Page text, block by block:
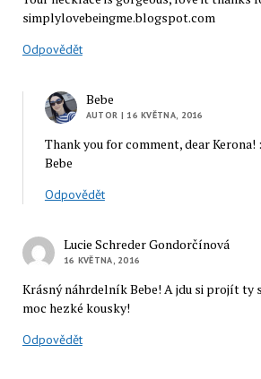
simplylovebeingme.blogspot.com
Odpovědět
Bebe
AUTOR | 16 KVĚTNA, 2016
Thank you for comment, dear
Bebe
Odpovědět
Lucie Schreder Gondorčínová
16 KVĚTNA, 2016
Krásný náhrdelník Bebe! A jdu si projít ty
moc hezké kousky!
Odpovědět